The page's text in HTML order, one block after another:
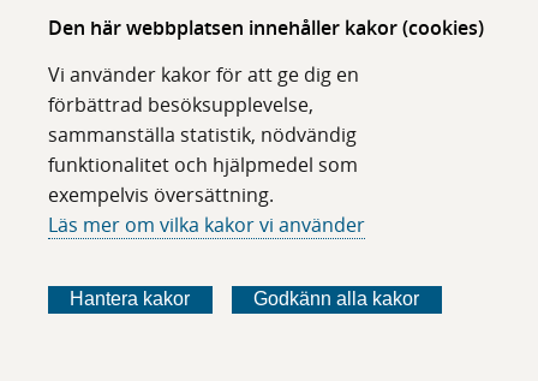
Den här webbplatsen innehåller kakor (cookies)
Vi använder kakor för att ge dig en
förbättrad besöksupplevelse,
sammanställa statistik, nödvändig
funktionalitet och hjälpmedel som
exempelvis översättning.
Läs mer om vilka kakor vi använder
Hantera kakor Godkänn alla kakor
Organisation
Digitala tjänster
Om webbplatsen
Om karolinska.se
Navigation och hittbarhet
Om cookies